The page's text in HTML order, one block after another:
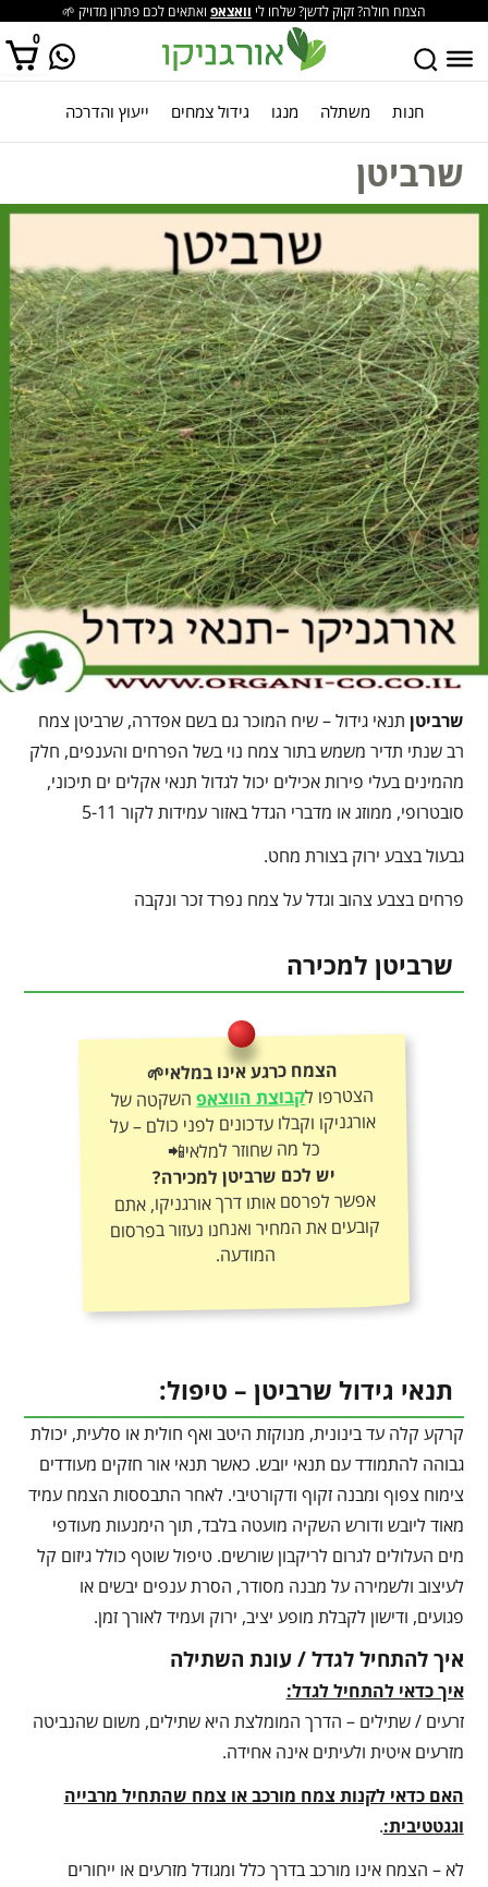
הצמח חולה? זקוק לדשן? שלחו לי וואצאפ ואתאים לכם פתרון מדויק 🌱
0
אין מוצרים בסל הקניות. חנות משתלה מנגו גידול צמחים ייעוץ והדרכה
שרביטן
שרביטן תנאי גידול – שיח המוכר גם בשם אפדרה, שרביטן צמח
רב שנתי תדיר משמש בתור צמח נוי בשל הפרחים והענפים, חלק
מהמינים בעלי פירות אכילים יכול לגדול תנאי אקלים ים תיכוני,
סובטרופי, ממוזג או מדברי הגדל באזור עמידות לקור 5-11
גבעול בצבע ירוק בצורת מחט.
פרחים בצבע צהוב וגדל על צמח נפרד זכר ונקבה
שרביטן למכירה
הצמח כרגע אינו במלאי🌱
הצטרפו לקבוצת הווצאפהשקטה של
אורגניקו וקבלו עדכונים לפני כולם – על
כל מה שחוזר למלאי📲
יש לכם שרביטן למכירה?
אפשר לפרסם אותו דרך אורגניקו, אתם
קובעים את המחיר ואנחנו נעזור בפרסום
המודעה.
תנאי גידול שרביטן – טיפול:
קרקע קלה עד בינונית, מנוקזת היטב ואף חולית או סלעית, יכולת
גבוהה להתמודד עם תנאי יובש. כאשר תנאי אור חזקים מעודדים
צימוח צפוף ומבנה זקוף ודקורטיבי. לאחר התבססות הצמח עמיד
מאוד ליובש ודורש השקיה מועטה בלבד, תוך הימנעות מעודפי
מים העלולים לגרום לריקבון שורשים. טיפול שוטף כולל גיזום קל
לעיצוב ולשמירה על מבנה מסודר, הסרת ענפים יבשים או
פגועים, ודישון לקבלת מופע יציב, ירוק ועמיד לאורך זמן.
איך להתחיל לגדל / עונת השתילה
איך כדאי להתחיל לגדל:
זרעים / שתילים – הדרך המומלצת היא שתילים, משום שהנביטה
מזרעים איטית ולעיתים אינה אחידה.
האם כדאי לקנות צמח מורכב או צמח שהתחיל מרבייה
וגגטטיבית:.
לא – הצמח אינו מורכב בדרך כלל ומגודל מזרעים או ייחורים